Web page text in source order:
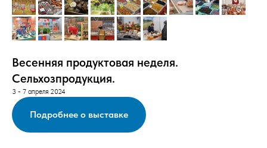
Весенняя продуктовая неделя.
Сельхозпродукция.
3 - 7 апреля 2024
Подробнее о выставке